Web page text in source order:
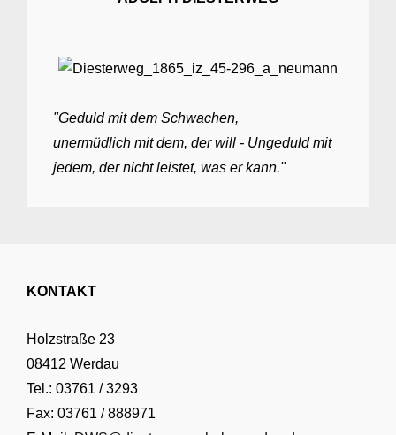
"Geduld mit dem Schwachen,
unermüdlich mit dem, der will - Ungeduld mit
jedem, der nicht leistet, was er kann."
KONTAKT
Holzstraße 23
08412 Werdau
Tel.: 03761 / 3293
Fax: 03761 / 888971